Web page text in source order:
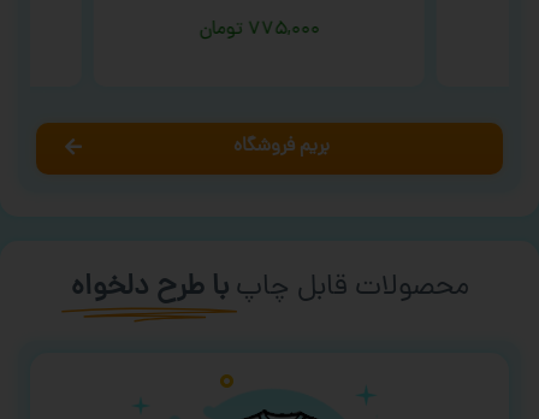
۷۷۵,۰۰۰تومان
بریم فروشگاه
محصولات قابل چاپ با طرح دلخواه